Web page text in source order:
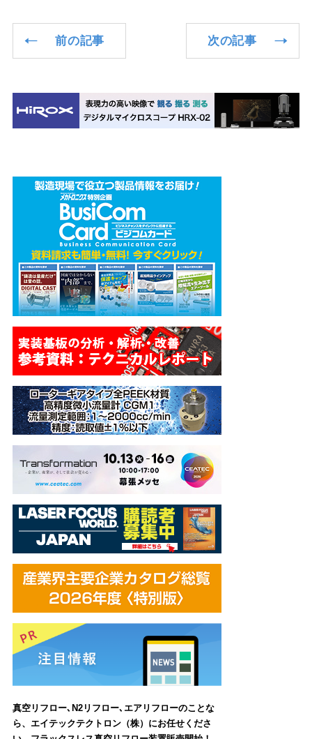
前の記事 次の記事
真空リフロー､N2リフロー､エアリフローのことな
ら、エイテックテクトロン（株）にお任せくださ